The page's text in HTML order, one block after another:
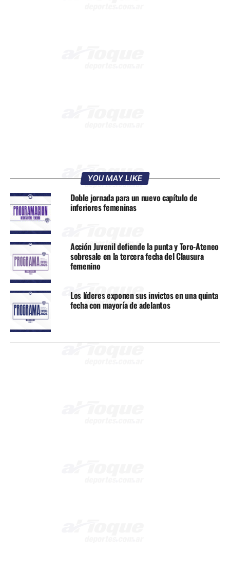
YOU MAY LIKE
Doble jornada para un nuevo capítulo de
inferiores femeninas
Acción Juvenil defiende la punta y Toro-Ateneo
sobresale en la tercera fecha del Clausura
femenino
Los líderes exponen sus invictos en una quinta
fecha con mayoría de adelantos